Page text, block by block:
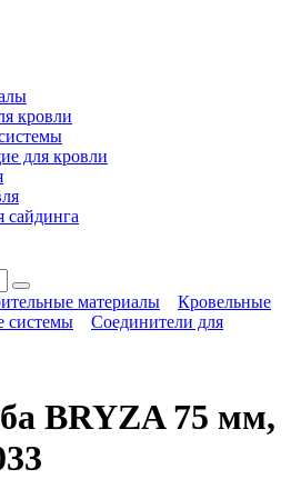
кровли
для кровли
материалы
Кровельные
системы
Соединители для
BRYZA 75 мм,